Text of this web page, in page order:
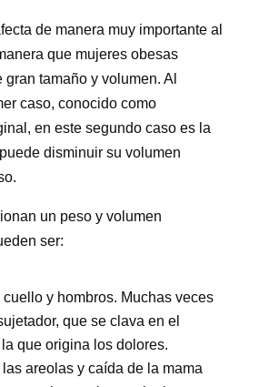
de manera muy importante al
que mujeres obesas
tamaño y volumen. Al
caso, conocido como
en este segundo caso es la
disminuir su volumen
un peso y volumen
ser:
y hombros. Muchas veces
que se clava en el
que origina los dolores.
areolas y caída de la mama